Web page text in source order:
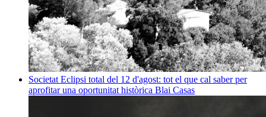
Societat Eclipsi total del 12 d'agost: tot el que cal saber per
aprofitar una oportunitat històrica Blai Casas